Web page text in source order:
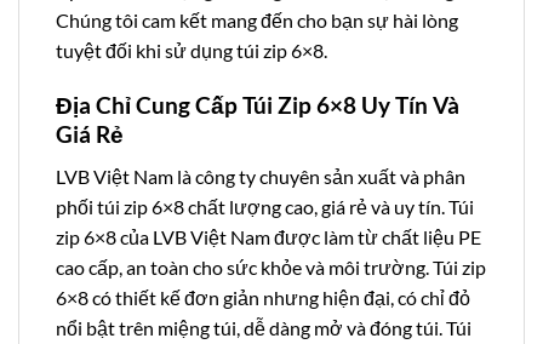
Chúng tôi cam kết mang đến cho bạn sự hài lòng
tuyệt đối khi sử dụng túi zip 6×8.
Địa Chỉ Cung Cấp Túi Zip 6×8 Uy Tín Và
Giá Rẻ
LVB Việt Nam là công ty chuyên sản xuất và phân
phối túi zip 6×8 chất lượng cao, giá rẻ và uy tín. Túi
zip 6×8 của LVB Việt Nam được làm từ chất liệu PE
cao cấp, an toàn cho sức khỏe và môi trường. Túi zip
6×8 có thiết kế đơn giản nhưng hiện đại, có chỉ đỏ
nổi bật trên miệng túi, dễ dàng mở và đóng túi. Túi